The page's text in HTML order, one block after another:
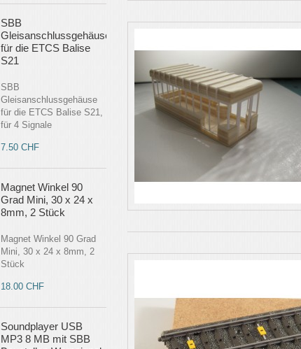
SBB
Gleisanschlussgehäuse
für die ETCS Balise
S21
SBB
Gleisanschlussgehäuse
für die ETCS Balise S21,
für 4 Signale
7.50 CHF
Magnet Winkel 90
Grad Mini, 30 x 24 x
8mm, 2 Stück
Magnet Winkel 90 Grad
Mini, 30 x 24 x 8mm, 2
Stück
18.00 CHF
Soundplayer USB
MP3 8 MB mit SBB